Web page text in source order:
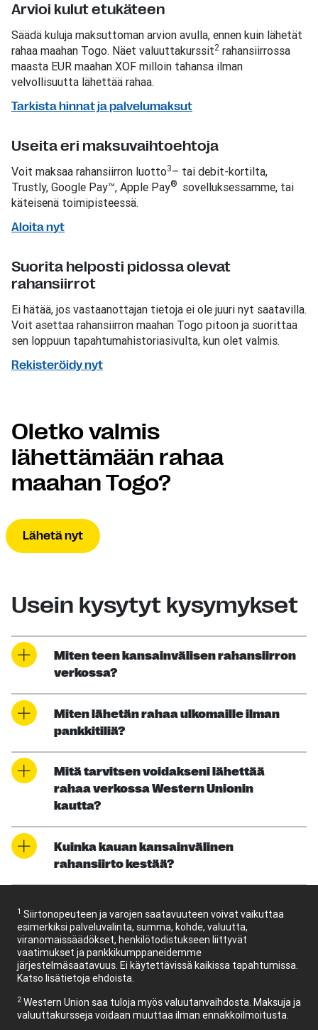
Arvioi kulut etukäteen
Säädä kuluja maksuttoman arvion avulla, ennen kuin lähetät
rahaa maahan Togo. Näet valuuttakurssit2 rahansiirrossa
maasta EUR maahan XOF milloin tahansa ilman
velvollisuutta lähettää rahaa.
Tarkista hinnat ja palvelumaksut
Useita eri maksuvaihtoehtoja
Voit maksaa rahansiirron luotto3– tai debit-kortilta,
Trustly, Google Pay™, Apple Pay® sovelluksessamme, tai
käteisenä toimipisteessä.
Aloita nyt
Suorita helposti pidossa olevat
rahansiirrot
Ei hätää, jos vastaanottajan tietoja ei ole juuri nyt saatavilla.
Voit asettaa rahansiirron maahan Togo pitoon ja suorittaa
sen loppuun tapahtumahistoriasivulta, kun olet valmis.
Rekisteröidy nyt
Oletko valmis
lähettämään rahaa
maahan Togo?
Lähetä nyt
Usein kysytyt kysymykset
Miten teen kansainvälisen rahansiirron
verkossa?
Miten lähetän rahaa ulkomaille ilman
pankkitiliä?
Mitä tarvitsen voidakseni lähettää
rahaa verkossa Western Unionin
kautta?
Kuinka kauan kansainvälinen
rahansiirto kestää?
1 Siirtonopeuteen ja varojen saatavuuteen voivat vaikuttaa
esimerkiksi palveluvalinta, summa, kohde, valuutta,
viranomaissäädökset, henkilötodistukseen liittyvät
vaatimukset ja pankkikumppaneidemme
järjestelmäsaatavuus. Ei käytettävissä kaikissa tapahtumissa.
Katso lisätietoja ehdoista.
2 Western Union saa tuloja myös valuutanvaihdosta. Maksuja ja
valuuttakursseja voidaan muuttaa ilman ennakkoilmoitusta.